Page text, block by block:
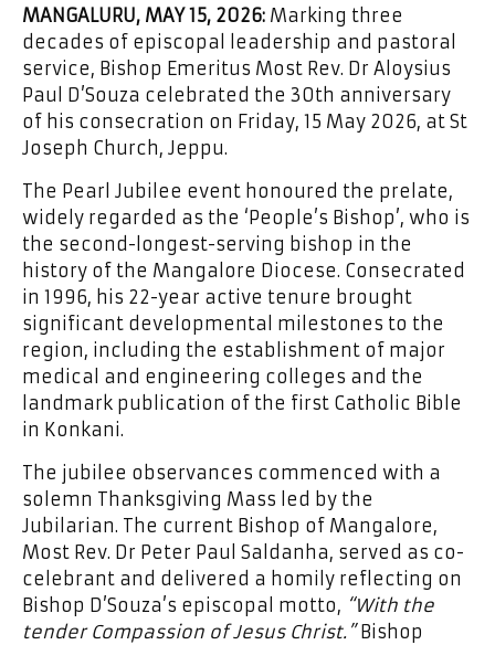
MANGALURU, MAY 15, 2026: Marking three
decades of episcopal leadership and pastoral
service, Bishop Emeritus Most Rev. Dr Aloysius
Paul D’Souza celebrated the 30th anniversary
of his consecration on Friday, 15 May 2026, at St
Joseph Church, Jeppu.
The Pearl Jubilee event honoured the prelate,
widely regarded as the ‘People’s Bishop’, who is
the second-longest-serving bishop in the
history of the Mangalore Diocese. Consecrated
in 1996, his 22-year active tenure brought
significant developmental milestones to the
region, including the establishment of major
medical and engineering colleges and the
landmark publication of the first Catholic Bible
in Konkani.
The jubilee observances commenced with a
solemn Thanksgiving Mass led by the
Jubilarian. The current Bishop of Mangalore,
Most Rev. Dr Peter Paul Saldanha, served as co-
celebrant and delivered a homily reflecting on
Bishop D’Souza’s episcopal motto, “With the
tender Compassion of Jesus Christ.”Bishop